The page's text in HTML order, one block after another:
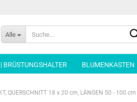
Alle
BRÜSTUNGSHALTER BLUMENKASTEN
QUERSCHNITT 18 x 20 cm, LÄNGEN 50 - 100 cm